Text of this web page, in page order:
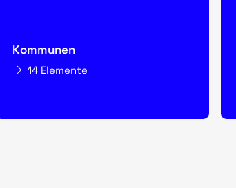
Kommunen
14 Elemente